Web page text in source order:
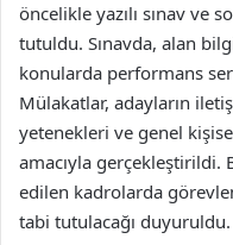
öncelikle yazılı sınav ve
tutuldu. Sınavda, alan
konularda performans
Mülakatlar, adayların
yetenekleri ve genel
amacıyla gerçekleştirildi.
edilen kadrolarda
tabi tutulacağı duyuruldu.